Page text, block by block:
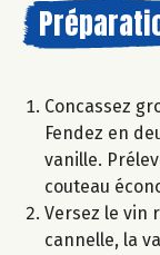
Concassez
Fendez en
vanille.
couteau
Versez le vin
cannelle, la